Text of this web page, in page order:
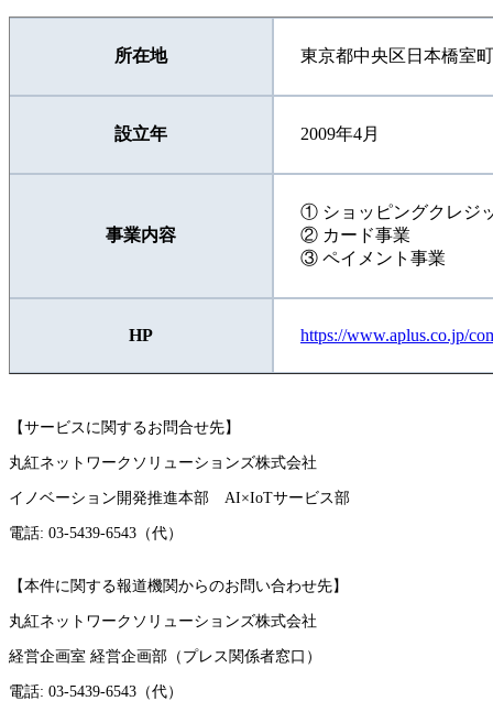
所在地 東京都中央区日本橋室
設立年 2009年4月
事業内容
① ショッピングクレジ
② カード事業
③ ペイメント事業
HP https://www.aplus.co.jp/
【サービスに関するお問合せ先】
丸紅ネットワークソリューションズ株式会社
イノベーション開発推進本部 AI×IoTサービス部
電話: 03-5439-6543（代）
【本件に関する報道機関からのお問い合わせ先】
丸紅ネットワークソリューションズ株式会社
経営企画室 経営企画部（プレス関係者窓口）
電話: 03-5439-6543（代）